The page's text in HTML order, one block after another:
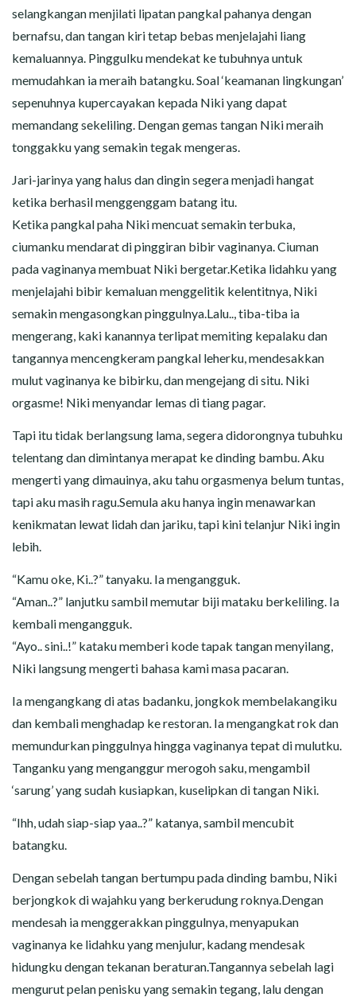
selangkangan menjilati lipatan pangkal pahanya dengan
bernafsu, dan tangan kiri tetap bebas menjelajahi liang
kemaluannya. Pinggulku mendekat ke tubuhnya untuk
memudahkan ia meraih batangku. Soal ‘keamanan lingkungan’
sepenuhnya kupercayakan kepada Niki yang dapat
memandang sekeliling. Dengan gemas tangan Niki meraih
tonggakku yang semakin tegak mengeras.
Jari-jarinya yang halus dan dingin segera menjadi hangat
ketika berhasil menggenggam batang itu.
Ketika pangkal paha Niki mencuat semakin terbuka,
ciumanku mendarat di pinggiran bibir vaginanya. Ciuman
pada vaginanya membuat Niki bergetar.Ketika lidahku yang
menjelajahi bibir kemaluan menggelitik kelentitnya, Niki
semakin mengasongkan pinggulnya.Lalu.., tiba-tiba ia
mengerang, kaki kanannya terlipat memiting kepalaku dan
tangannya mencengkeram pangkal leherku, mendesakkan
mulut vaginanya ke bibirku, dan mengejang di situ. Niki
orgasme! Niki menyandar lemas di tiang pagar.
Tapi itu tidak berlangsung lama, segera didorongnya tubuhku
telentang dan dimintanya merapat ke dinding bambu. Aku
mengerti yang dimauinya, aku tahu orgasmenya belum tuntas,
tapi aku masih ragu.Semula aku hanya ingin menawarkan
kenikmatan lewat lidah dan jariku, tapi kini telanjur Niki ingin
lebih.
“Kamu oke, Ki..?” tanyaku. Ia mengangguk.
“Aman..?” lanjutku sambil memutar biji mataku berkeliling. Ia
kembali mengangguk.
“Ayo.. sini..!” kataku memberi kode tapak tangan menyilang,
Niki langsung mengerti bahasa kami masa pacaran.
Ia mengangkang di atas badanku, jongkok membelakangiku
dan kembali menghadap ke restoran. Ia mengangkat rok dan
memundurkan pinggulnya hingga vaginanya tepat di mulutku.
Tanganku yang menganggur merogoh saku, mengambil
‘sarung’ yang sudah kusiapkan, kuselipkan di tangan Niki.
“Ihh, udah siap-siap yaa..?” katanya, sambil mencubit
batangku.
Dengan sebelah tangan bertumpu pada dinding bambu, Niki
berjongkok di wajahku yang berkerudung roknya.Dengan
mendesah ia menggerakkan pinggulnya, menyapukan
vaginanya ke lidahku yang menjulur, kadang mendesak
hidungku dengan tekanan beraturan.Tangannya sebelah lagi
mengurut pelan penisku yang semakin tegang, lalu dengan